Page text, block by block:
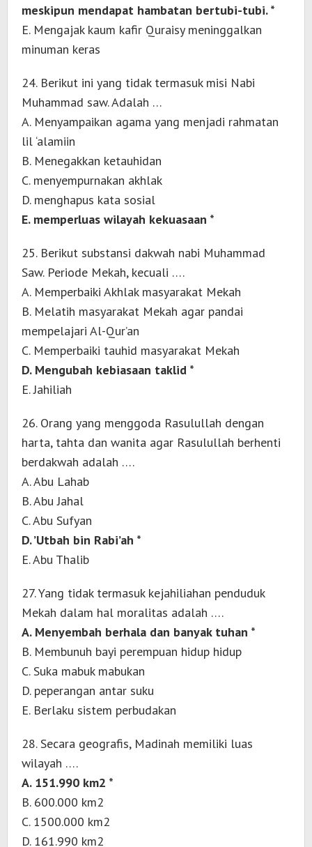
meskipun mendapat hambatan bertubi-tubi. *
E. Mengajak kaum kafir Quraisy meninggalkan
minuman keras
24. Berikut ini yang tidak termasuk misi Nabi
Muhammad saw. Adalah …
A. Menyampaikan agama yang menjadi rahmatan
lil ‘alamiin
B. Menegakkan ketauhidan
C. menyempurnakan akhlak
D. menghapus kata sosial
E. memperluas wilayah kekuasaan *
25. Berikut substansi dakwah nabi Muhammad
Saw. Periode Mekah, kecuali ….
A. Memperbaiki Akhlak masyarakat Mekah
B. Melatih masyarakat Mekah agar pandai
mempelajari Al-Qur’an
C. Memperbaiki tauhid masyarakat Mekah
D. Mengubah kebiasaan taklid *
E. Jahiliah
26. Orang yang menggoda Rasulullah dengan
harta, tahta dan wanita agar Rasulullah berhenti
berdakwah adalah ….
A. Abu Lahab
B. Abu Jahal
C. Abu Sufyan
D. ’Utbah bin Rabi’ah *
E. Abu Thalib
27. Yang tidak termasuk kejahiliahan penduduk
Mekah dalam hal moralitas adalah ….
A. Menyembah berhala dan banyak tuhan *
B. Membunuh bayi perempuan hidup hidup
C. Suka mabuk mabukan
D. peperangan antar suku
E. Berlaku sistem perbudakan
28. Secara geografis, Madinah memiliki luas
wilayah ….
A. 151.990 km2 *
B. 600.000 km2
C. 1500.000 km2
D. 161.990 km2